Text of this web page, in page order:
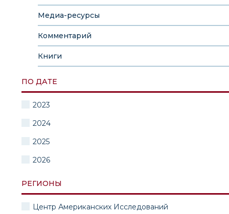
Медиа-ресурсы
Комментарий
Книги
ПО ДАТЕ
2023
2024
2025
2026
РЕГИОНЫ
Центр Американских Исследований